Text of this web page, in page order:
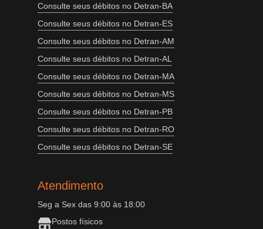
Consulte seus débitos no Detran-BA
Consulte seus débitos no Detran-ES
Consulte seus débitos no Detran-AM
Consulte seus débitos no Detran-AL
Consulte seus débitos no Detran-MA
Consulte seus débitos no Detran-MS
Consulte seus débitos no Detran-PB
Consulte seus débitos no Detran-RO
Consulte seus débitos no Detran-SE
Atendimento
Seg a Sex das 9:00 às 18:00
Postos físicos